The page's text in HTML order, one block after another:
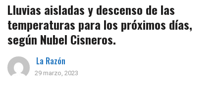
Lluvias aisladas y descenso de las
temperaturas para los próximos días,
según Nubel Cisneros.
La Razón
29 marzo, 2023